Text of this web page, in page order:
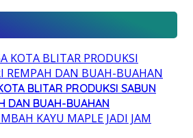
BLITAR PRODUKSI SABUN
DAN BUAH-BUAHAN